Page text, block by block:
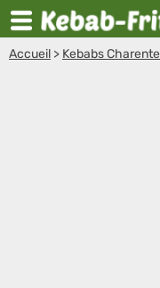
Accueil > Kebabs Charente